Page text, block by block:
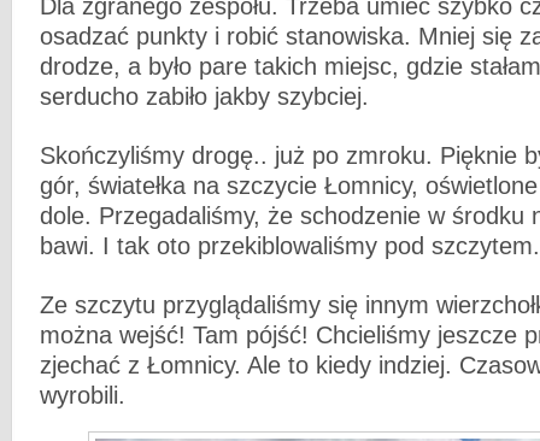
Dla zgranego zespołu. Trzeba umieć szybko
osadzać punkty i robić stanowiska. Mniej się
drodze, a było pare takich miejsc, gdzie
serducho zabiło jakby szybciej.
Skończyliśmy drogę.. już po zmroku. Pięknie
gór, światełka na szczycie Łomnicy,
dole. Przegadaliśmy, że schodzenie w środku
bawi. I tak oto przekiblowaliśmy pod szczytem.
Ze szczytu przyglądaliśmy się innym
można wejść! Tam pójść! Chcieliśmy jeszcze
zjechać z Łomnicy. Ale to kiedy indziej.
wyrobili.